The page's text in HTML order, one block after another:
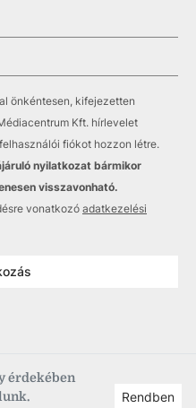
érdekében
Rendben
önkéntesen, kifejezetten
Kft. hírlevelet
fiókot hozzon létre.
nyilatkozat bármikor
visszavonható.
vonatkozó adatkezelési
fmc.hu